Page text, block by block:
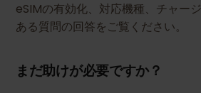
eSIMの有効化、対応機種、チャー
ある質問の回答をご覧ください。
まだ助けが必要ですか？